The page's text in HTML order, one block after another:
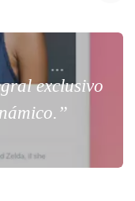
exclusivo